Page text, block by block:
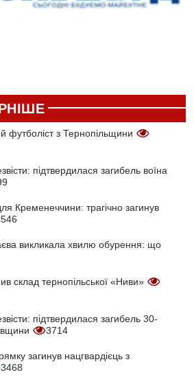
футболіст з Тернопільщини
підтвердилася загибель воїна
Кременеччини: трагічно загинув
викликала хвилю обурення: що
склад тернопільської «Ниви»
підтвердилася загибель 30-
3714
загинув нацгвардієць з
3468